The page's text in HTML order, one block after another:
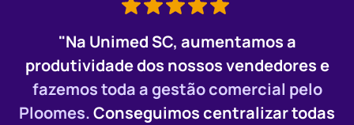
"Na Unimed SC, aumentamos a
produtividade dos nossos vendedores e
fazemos toda a gestão comercial pelo
Ploomes.Conseguimos centralizar todas